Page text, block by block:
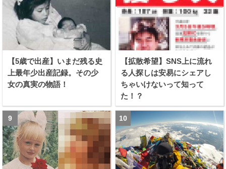
【5歳で出産】いまだ残る史
上最年少出産記録。その少
女の真実の物語！
【拡散希望】SNS上に流れ
る人探しは安易にシェアし
ちゃいけないって知って
た！？